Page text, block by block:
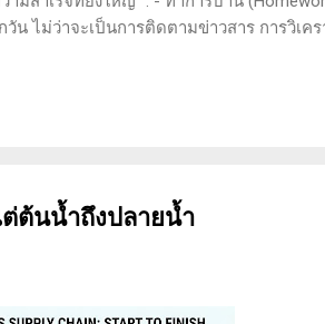
น ไม่ว่าจะเป็นการติดตามข่าวสาร การวิเคร
ต้นน้ำถึงปลายน้ำ